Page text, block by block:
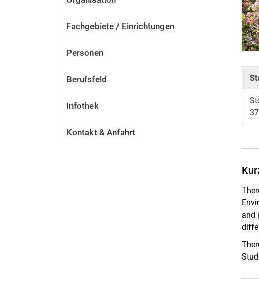
Fachgebiete / Einrichtungen
Personen
Berufsfeld
Infothek
Kontakt & Anfahrt
and